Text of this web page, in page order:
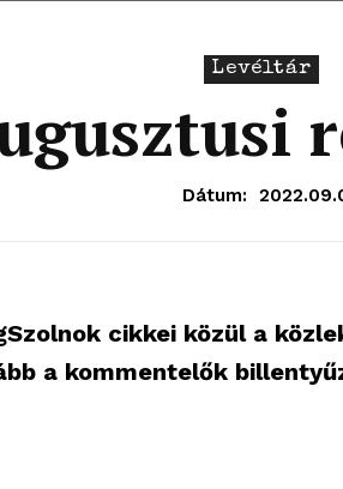
Levéltár
Dátum:
cikkei közül a
a kommentelők